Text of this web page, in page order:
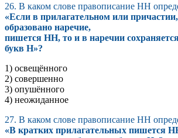
26. В каком слове правописание НН
«Если в прилагательном или
образовано наречие,
пишется НН, то и в наречии
букв Н»?
1) освещённого
2) совершенно
3) опушённого
4) неожиданное
27. В каком слове правописание НН
«В кратких прилагательных пишется